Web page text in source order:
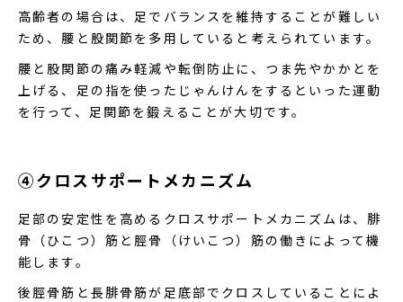
高齢者の場合は、足でバランスを維持することが難しい
ため、腰と股関節を多用していると考えられています。
腰と股関節の痛み軽減や転倒防止に、つま先やかかとを
上げる、足の指を使ったじゃんけんをするといった運動
を行って、足関節を鍛えることが大切です。
④クロスサポートメカニズム
足部の安定性を高めるクロスサポートメカニズムは、腓
骨（ひこつ）筋と脛骨（けいこつ）筋の働きによって機
能します。
後脛骨筋と長腓骨筋が足底部でクロスしていることによ